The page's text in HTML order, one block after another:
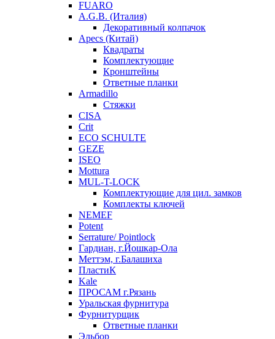
FUARO
A.G.B. (Италия)
Декоративный колпачок
Apecs (Китай)
Квадраты
Комплектующие
Кронштейны
Ответные планки
Armadillo
Стяжки
CISA
Crit
ECO SCHULTE
GEZE
ISEO
Mottura
MUL-T-LOCK
Комплектующие для цил. замков
Комплекты ключей
NEMEF
Potent
Serrature/ Pointlock
Гардиан, г.Йошкар-Ола
Меттэм, г.Балашиха
ПластиК
Kale
ПРОСАМ г.Рязань
Уральская фурнитура
Фурнитурщик
Ответные планки
Эльбор